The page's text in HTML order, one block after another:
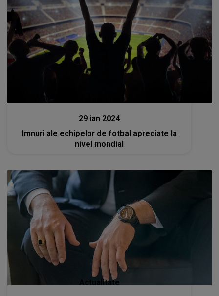
29 ian 2024
Imnuri ale echipelor de fotbal apreciate la
nivel mondial
Actualitate